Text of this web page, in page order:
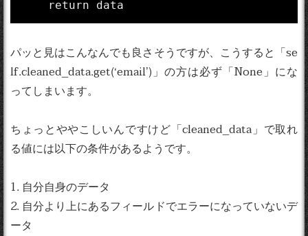
パッと見はこんなんでも良さそうですが、こうすると「se
lf.cleaned_data.get(‘email’)」の方は必ず「None」にな
ってしまいます。
ちょっとややこしいんですけど「cleaned_data」で取れ
る値には以下の条件があるようです。
1. 自分自身のデータ
2. 自分より上にあるフィールドでエラーになっていないデ
ータ